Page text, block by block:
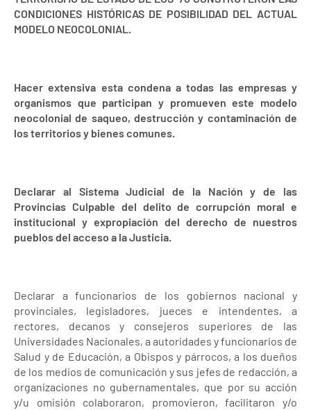
CONDICIONES HISTÓRICAS DE POSIBILIDAD DEL ACTUAL
MODELO NEOCOLONIAL.
Hacer extensiva esta condena a todas las empresas y
organismos que participan y promueven este modelo
neocolonial de saqueo, destrucción y contaminación de
los territorios y bienes comunes.
Declarar al Sistema Judicial de la Nación y de las
Provincias Culpable del delito de corrupción moral e
institucional y expropiación del derecho de nuestros
pueblos del acceso a la Justicia.
Declarar a funcionarios de los gobiernos nacional y
provinciales, legisladores, jueces e intendentes, a
rectores, decanos y consejeros superiores de las
Universidades Nacionales, a autoridades y funcionarios de
Salud y de Educación, a Obispos y párrocos, a los dueños
de los medios de comunicación y sus jefes de redacción, a
organizaciones no gubernamentales, que por su acción
y/u omisión colaboraron, promovieron, facilitaron y/o